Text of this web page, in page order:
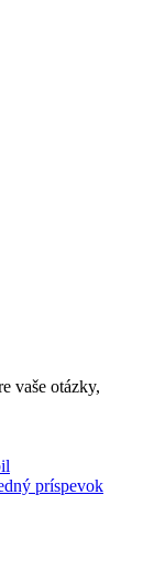
vaše otázky,
príspevok